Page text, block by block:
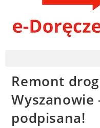
Remont
Wyszanowie
podpisana!